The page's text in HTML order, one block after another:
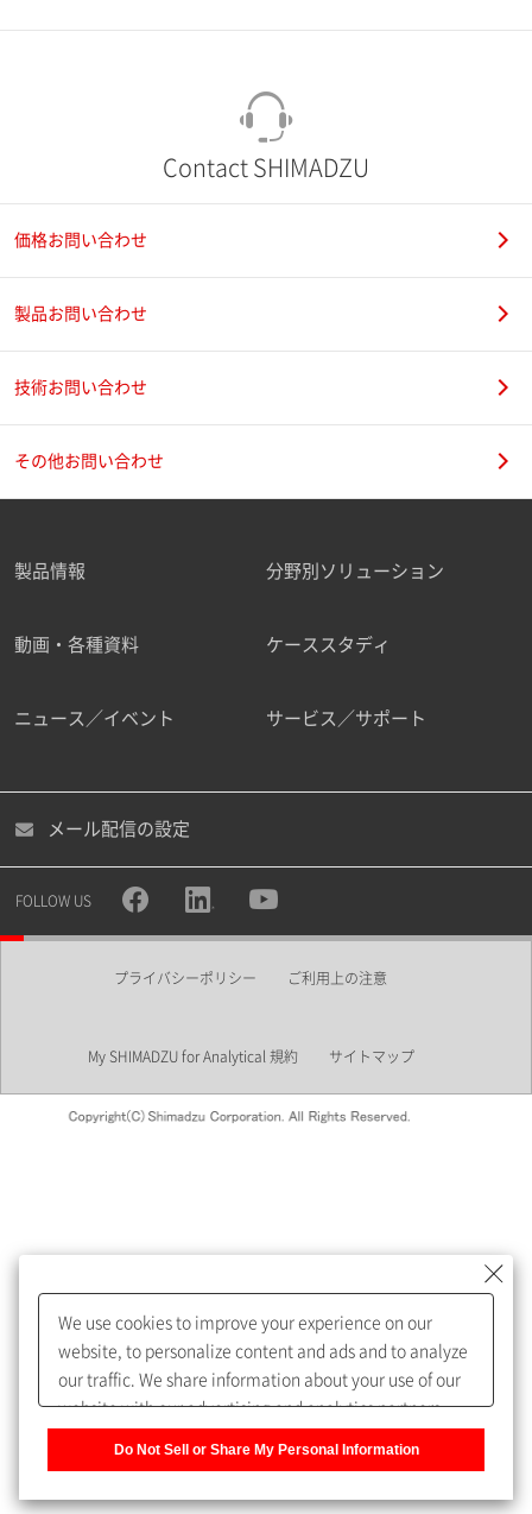
ご勤務先
職種
所属部署
めします。
My SHIMADZU for Analyticalへ登録いただくと、技術情報や
取扱説明書・Webinarなどの閲覧ができます。
うになります。
Contact SHIMADZU
価格お問い合わせ
製品お問い合わせ
技術お問い合わせ
その他お問い合わせ
製品情報 分野別ソリューション
動画・各種資料 ケーススタディ
ニュース／イベント サービス／サポート
メール配信の設定
FOLLOW US
プライバシーポリシー ご利用上の注意
My SHIMADZU for Analytical 規約 サイトマップ
We use cookies to improve your experience on our
website, to personalize content and ads and to analyze
our traffic. We share information about your use of our
website with our advertising and analytics partners,
Do Not Sell or Share My Personal Information